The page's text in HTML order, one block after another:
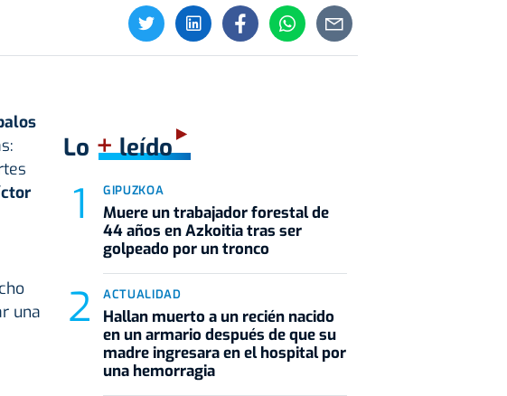
una
Lo +leído
GIPUZKOA
Muere un trabajador forestal de
44 años en Azkoitia tras ser
golpeado por un tronco
ACTUALIDAD
Hallan muerto a un recién nacido
en un armario después de que su
madre ingresara en el hospital por
una hemorragia